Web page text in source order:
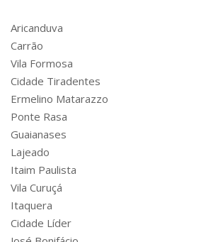
Aricanduva
Carrão
Vila Formosa
Cidade Tiradentes
Ermelino Matarazzo
Ponte Rasa
Guaianases
Lajeado
Itaim Paulista
Vila Curuçá
Itaquera
Cidade Líder